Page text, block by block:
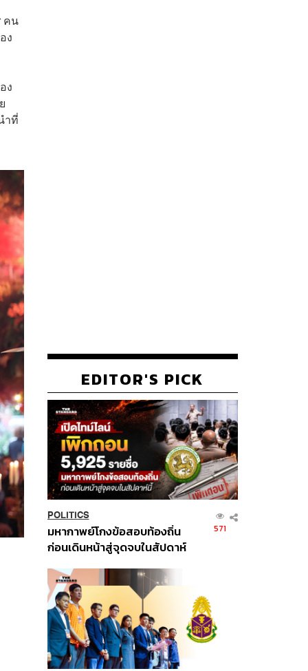
คน
ง
ง
ำที่
EDITOR'S PICK
POLITICS
มหากาพย์โกงข้อสอบท้องถิ่น
ก่อนเดินหน้าสู่จุดจบในสัปดาห์
571